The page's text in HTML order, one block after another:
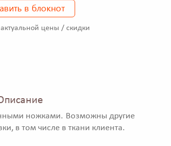
в блокнот
цены / скидки
ножками. Возможны другие
в том числе в ткани клиента.